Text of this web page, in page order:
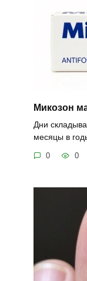
Микозон
Дни
месяцы в
0 0